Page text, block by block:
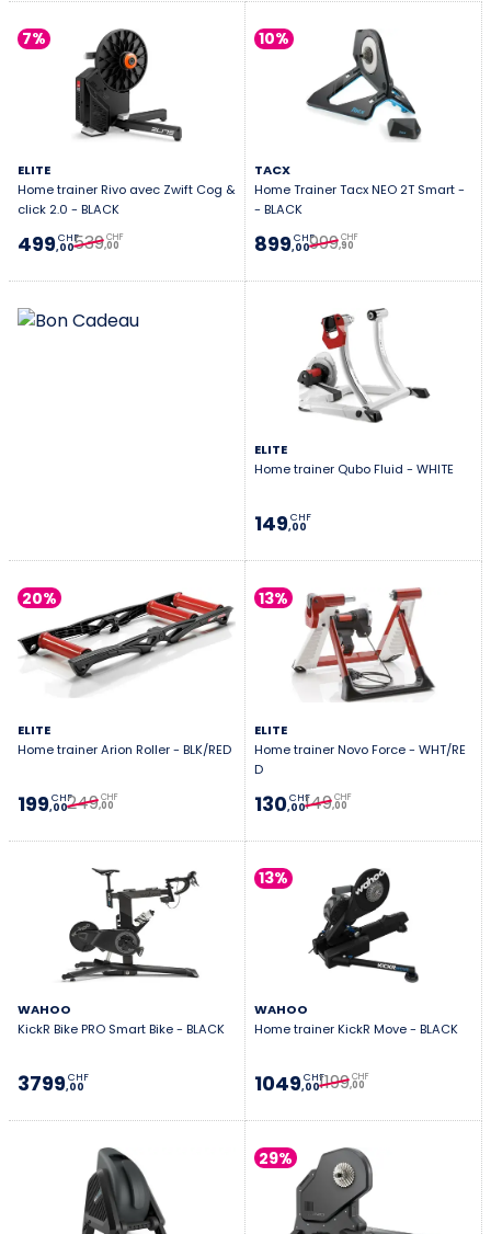
7%
ELITE
Home trainer Rivo avec Zwift Cog &
click 2.0 - BLACK
499,00
CHF539,00
CHF
10%
TACX
Home Trainer Tacx NEO 2T Smart -
- BLACK
899,00
CHF999,90
CHF
ELITE
Home trainer Qubo Fluid - WHITE
149,00
CHF
20%
ELITE
Home trainer Arion Roller - BLK/RED
199,00
CHF249,00
CHF
13%
ELITE
Home trainer Novo Force - WHT/RE
D
130,00
CHF149,00
CHF
WAHOO
KickR Bike PRO Smart Bike - BLACK
3799,00
CHF
13%
WAHOO
Home trainer KickR Move - BLACK
1049,00
CHF1199,00
CHF
29%